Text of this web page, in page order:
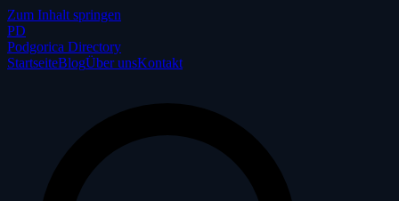
Zum Inhalt springen
PD
Podgorica Directory
StartseiteBlogÜber unsKontakt